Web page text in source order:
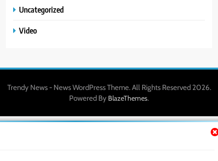
Uncategorized
Video
Trendy News - News WordPress Theme. All Rights Reserved 2026.
Powered By BlazeThemes.